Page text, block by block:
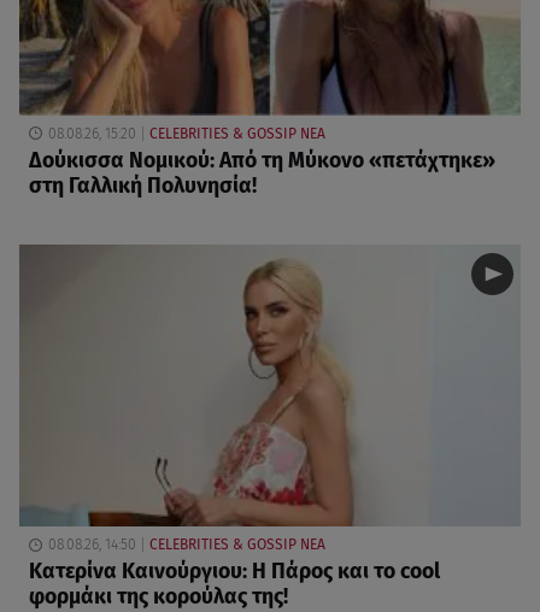
08.08.26, 15:20 CELEBRITIES & GOSSIP ΝΕΑ
Δούκισσα Νομικού: Από τη Μύκονο «πετάχτηκε»
στη Γαλλική Πολυνησία!
08.08.26, 14:50 CELEBRITIES & GOSSIP ΝΕΑ
Κατερίνα Καινούργιου: Η Πάρος και το cool
φορμάκι της κορούλας της!